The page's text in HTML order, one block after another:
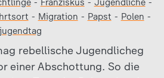
- Franziskus - Jugendliche-
- Migration - Papst - Polen -
rebellische Jugendlicheg
einer Abschottung. So die